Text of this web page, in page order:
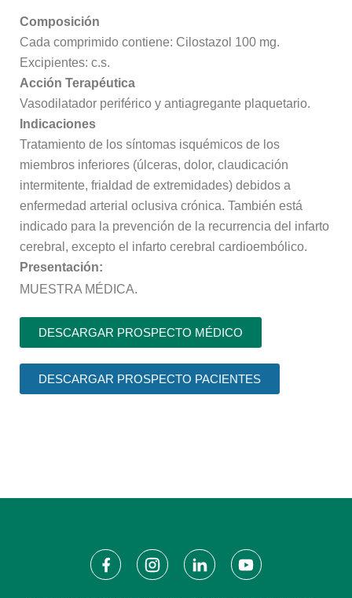
Composición
Cada comprimido contiene: Cilostazol 100 mg.
Excipientes: c.s.
Acción Terapéutica
Vasodilatador periférico y antiagregante plaquetario.
Indicaciones
Tratamiento de los síntomas isquémicos de los
miembros inferiores (úlceras, dolor, claudicación
intermitente, frialdad de extremidades) debidos a
enfermedad arterial oclusiva crónica. También está
indicado para la prevención de la recurrencia del infarto
cerebral, excepto el infarto cerebral cardioembólico.
Presentación:
MUESTRA MÉDICA.
DESCARGAR PROSPECTO MÉDICO
DESCARGAR PROSPECTO PACIENTES